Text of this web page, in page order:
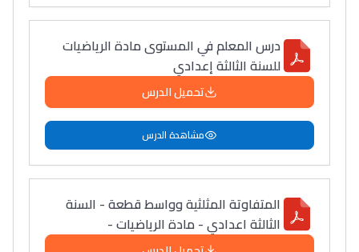
درس المعلم في المستوى مادة الرياضيات
للسنة الثالثة إعدادي
تحميل الدرس
مشاهدة الدرس
المتفاوتة المثلثية وواسط قطعة - السنة
الثالثة اعدادي - مادة الرياضيات -